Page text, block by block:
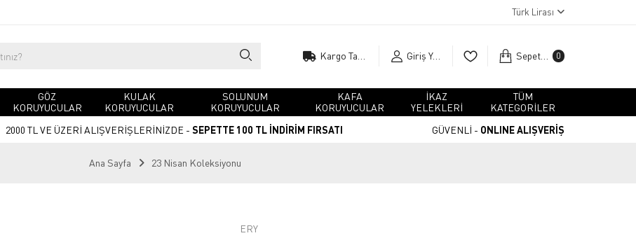
Türk Lirası
Giriş Yap Sepetim 0
GÖZ
KORUYUCULAR
KULAK
KORUYUCULAR
SOLUNUM
KORUYUCULAR
KAFA
KORUYUCULAR
İKAZ
YELEKLERİ
TÜM
KATEGORİLER
2000 TL VE ÜZERİ ALIŞVERİŞLERİNİZDE - SEPETTE 100 TL İNDİRİM FIRSATI GÜVENLİ - ONLINE ALIŞVERİŞ
Ana Sayfa 23 Nisan Koleksiyonu
ERY